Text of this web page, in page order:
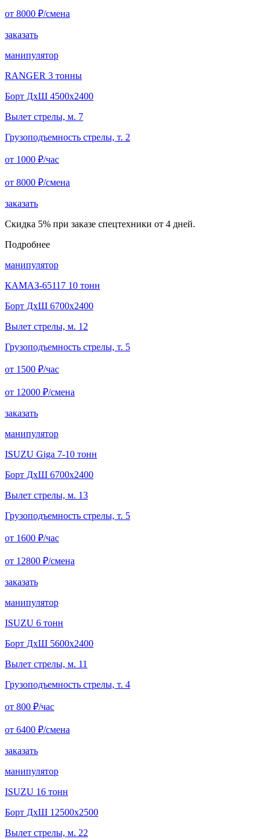
от 8000 ₽/смена
заказать
манипулятор
RANGER 3 тонны
Борт ДxШ 4500x2400
Вылет стрелы, м. 7
Грузоподъемность стрелы, т. 2
от 1000 ₽/час
от 8000 ₽/смена
заказать
Скидка 5% при заказе спецтехники от 4 дней.
Подробнее
манипулятор
КАМАЗ-65117 10 тонн
Борт ДxШ 6700x2400
Вылет стрелы, м. 12
Грузоподъемность стрелы, т. 5
от 1500 ₽/час
от 12000 ₽/смена
заказать
манипулятор
ISUZU Giga 7-10 тонн
Борт ДxШ 6700x2400
Вылет стрелы, м. 13
Грузоподъемность стрелы, т. 5
от 1600 ₽/час
от 12800 ₽/смена
заказать
манипулятор
ISUZU 6 тонн
Борт ДxШ 5600x2400
Вылет стрелы, м. 11
Грузоподъемность стрелы, т. 4
от 800 ₽/час
от 6400 ₽/смена
заказать
манипулятор
ISUZU 16 тонн
Борт ДxШ 12500x2500
Вылет стрелы, м. 22